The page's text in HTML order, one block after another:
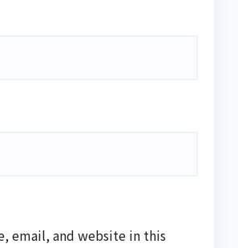
email, and website in this